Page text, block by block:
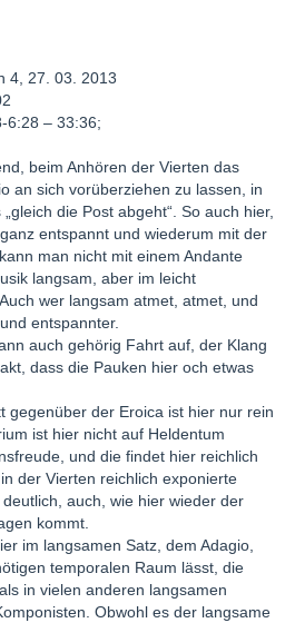
4, 27. 03. 2013
6:28 – 33:36;
beim Anhören der Vierten das
an sich vorüberziehen zu lassen, in
die Post abgeht“. So auch hier,
entspannt und wiederum mit der
man nicht mit einem Andante
langsam, aber im leicht
wer langsam atmet, atmet, und
entspannter.
auch gehörig Fahrt auf, der Klang
dass die Pauken hier och etwas
gegenüber der Eroica ist hier nur rein
ist hier nicht auf Heldentum
und die findet hier reichlich
der Vierten reichlich exponierte
auch, wie hier wieder der
kommt.
im langsamen Satz, dem Adagio,
temporalen Raum lässt, die
in vielen anderen langsamen
Obwohl es der langsame